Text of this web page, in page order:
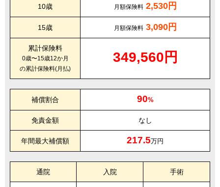
10歳 月額保険料 2,530円
15歳 月額保険料 3,090円
累計保険料
0歳〜15歳12か月
の累計保険料(月払)
349,560円
補償割合 90%
免責金額 なし
年間最大補償額 217.5万円
通院 入院 手術